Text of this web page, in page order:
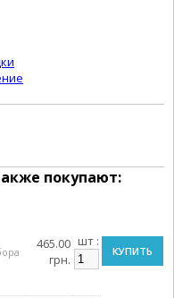
покупают:
465.00
грн.
шт :
КУПИТЬ